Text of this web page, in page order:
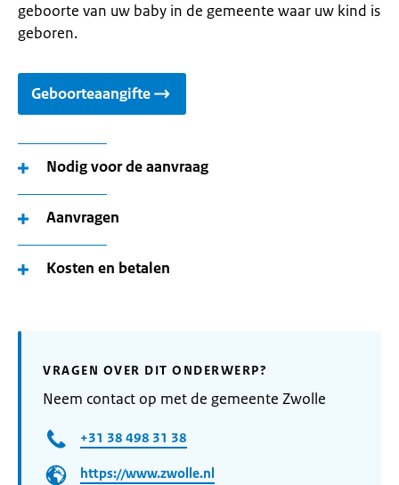
geboorte van uw baby in de gemeente waar uw kind is
geboren.
Geboorteaangifte
Nodig voor de aanvraag
Aanvragen
Kosten en betalen
VRAGEN OVER DIT ONDERWERP?
Neem contact op met de gemeente Zwolle
+31 38 498 31 38
https://www.zwolle.nl